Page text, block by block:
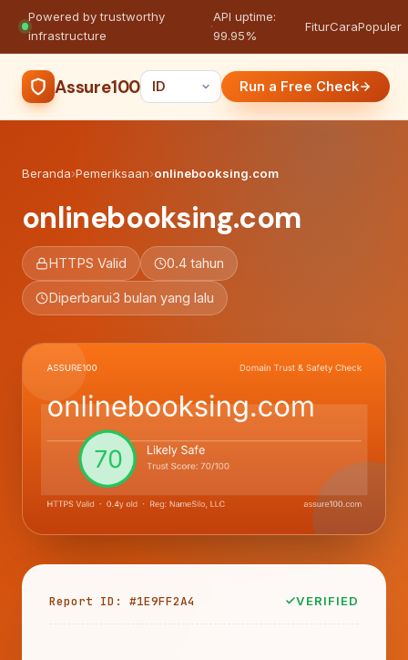
Powered by trustworthy
infrastructure
·
API uptime:
99.95%
FiturCaraPopuler
Assure100 Run a Free Check
Beranda›Pemeriksaan›onlinebooksing.com
onlinebooksing.com
HTTPS Valid 0.4 tahun
Diperbarui3 bulan yang lalu
Report ID: #1E9FF2A4 VERIFIED